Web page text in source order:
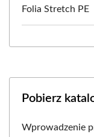
Folia Stretch PE
Pobierz
Wprowadzenie